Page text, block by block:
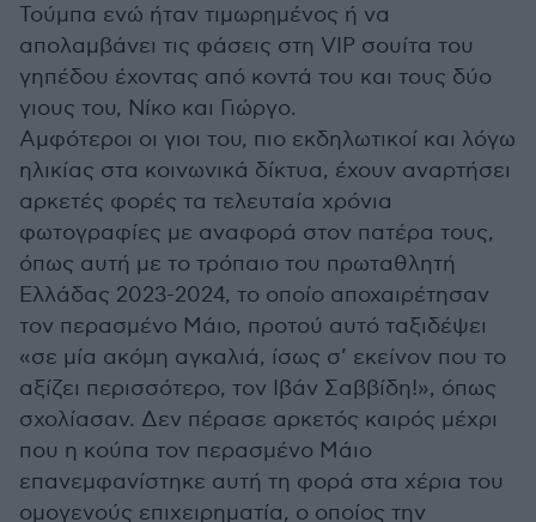
Τούμπα ενώ ήταν τιμωρημένος ή να
απολαμβάνει τις φάσεις στη VIP σουίτα του
γηπέδου έχοντας από κοντά του και τους δύο
γιους του, Νίκο και Γιώργο.
Αμφότεροι οι γιοι του, πιο εκδηλωτικοί και λόγω
ηλικίας στα κοινωνικά δίκτυα, έχουν αναρτήσει
αρκετές φορές τα τελευταία χρόνια
φωτογραφίες με αναφορά στον πατέρα τους,
όπως αυτή με το τρόπαιο του πρωταθλητή
Ελλάδας 2023-2024, το οποίο αποχαιρέτησαν
τον περασμένο Μάιο, προτού αυτό ταξιδέψει
«σε μία ακόμη αγκαλιά, ίσως σ’ εκείνον που το
αξίζει περισσότερο, τον Ιβάν Σαββίδη!», όπως
σχολίασαν. Δεν πέρασε αρκετός καιρός μέχρι
που η κούπα τον περασμένο Μάιο
επανεμφανίστηκε αυτή τη φορά στα χέρια του
ομογενούς επιχειρηματία, ο οποίος την